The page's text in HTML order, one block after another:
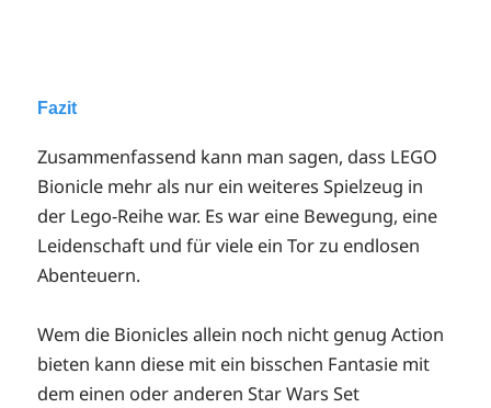
Fazit
Zusammenfassend kann man sagen, dass LEGO
Bionicle mehr als nur ein weiteres Spielzeug in
der Lego-Reihe war. Es war eine Bewegung, eine
Leidenschaft und für viele ein Tor zu endlosen
Abenteuern.
Wem die Bionicles allein noch nicht genug Action
bieten kann diese mit ein bisschen Fantasie mit
dem einen oder anderen Star Wars Set